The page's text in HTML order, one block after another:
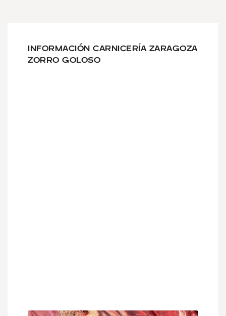
INFORMACIÓN CARNICERÍA ZARAGOZA
ZORRO GOLOSO